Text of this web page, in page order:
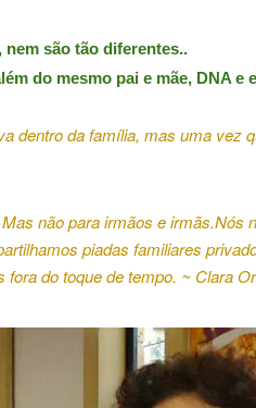
nem são tão diferentes..
do mesmo pai e mãe, DNA e
dentro da família, mas uma vez
Mas não para irmãos e irmãs.Nós
piadas familiares
fora do toque de tempo. ~ Clara